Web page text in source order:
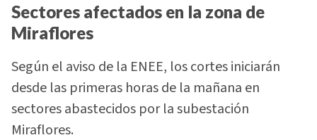
Sectores afectados en la zona de
Miraflores
Según el aviso de la ENEE, los cortes iniciarán
desde las primeras horas de la mañana en
sectores abastecidos por la subestación
Miraflores.